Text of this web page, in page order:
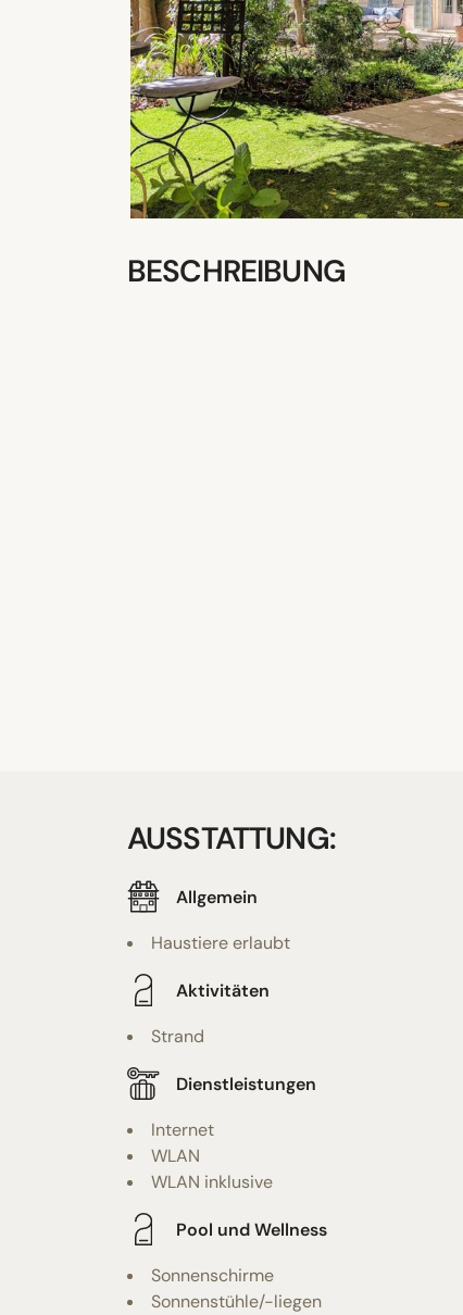
BESCHREIBUNG
AUSSTATTUNG:
Allgemein
Haustiere erlaubt
Aktivitäten
Strand
Dienstleistungen
Internet
WLAN
WLAN inklusive
Pool und Wellness
Sonnenschirme
Sonnenstühle/-liegen